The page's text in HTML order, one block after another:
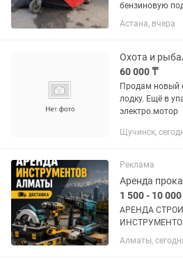
бензиновую
Gutbrod B900
помещений,
территорий....
Астана, вчера
Охота и
60 000 ₸
Продам новый
лодку. Ещё в
электро.мотор
Щучинск,
Реклама
Аренда
1 500 - 10
АРЕНДА
ИНСТРУМЕНТОВ г.
Аксай 1а 27 Б/
Быстро,
Алматы,